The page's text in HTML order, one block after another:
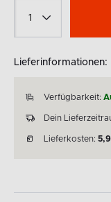
Lieferinformationen:
Verfügbarkeit:
Dein
Lieferkosten: